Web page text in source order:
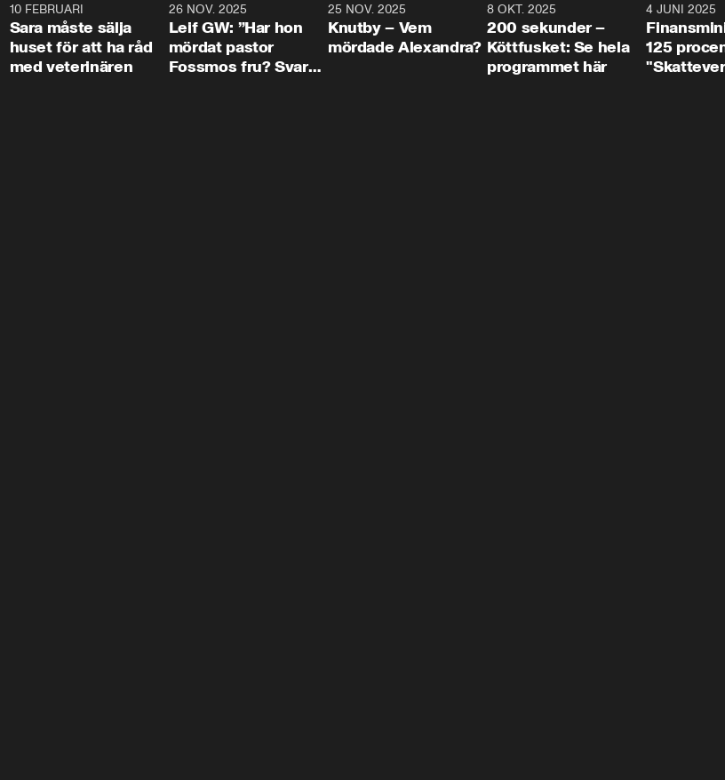
10 FEBRUARI
Sara måste sälja
huset för att ha råd
med veterinären
26 NOV. 2025
Leif GW: ”Har hon
mördat pastor
Fossmos fru? Svar
31:05
25 NOV. 2025
Knutby – Vem
mördade Alexandra?
4:29
8 OKT. 2025
200 sekunder –
Köttfusket: Se hela
programmet här
4 JUNI 2025
125